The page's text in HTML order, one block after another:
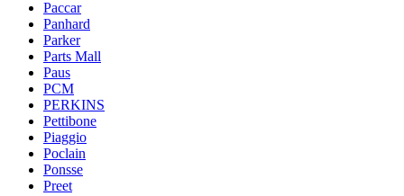
Paccar
Panhard
Parker
Parts Mall
Paus
PCM
PERKINS
Pettibone
Piaggio
Poclain
Ponsse
Preet